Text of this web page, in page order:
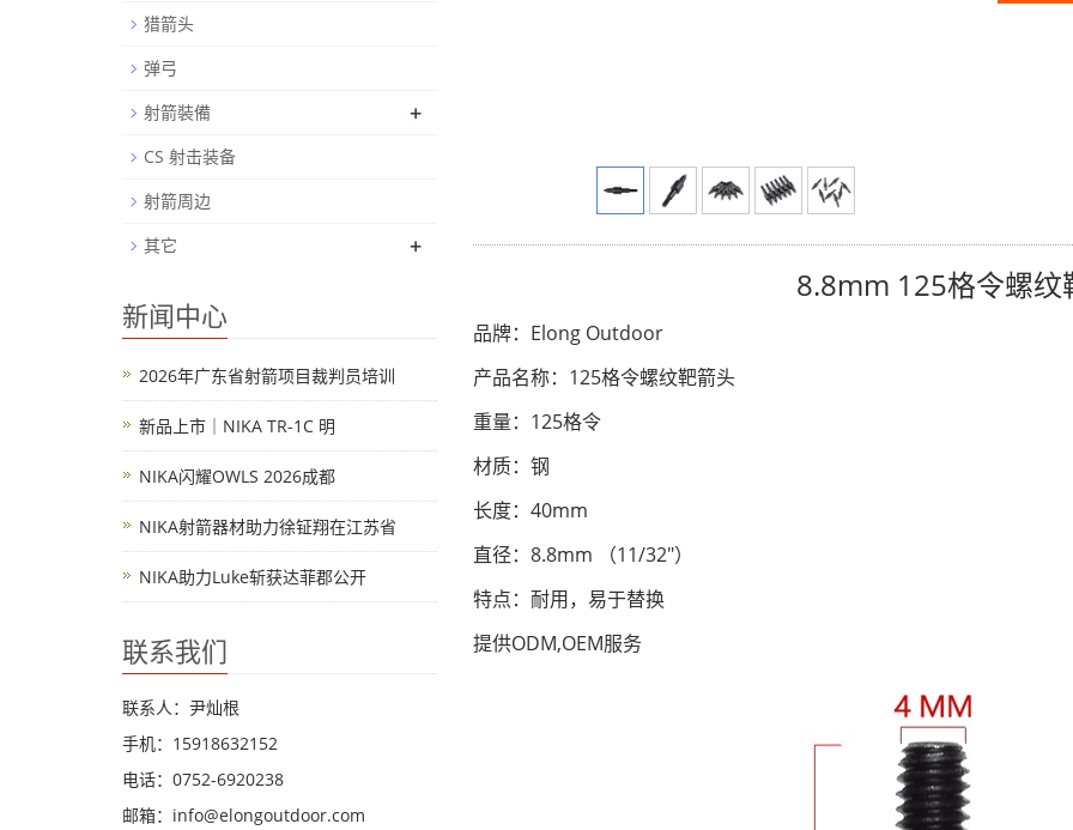
8.8mm 125格令螺
品牌：Elong Outdoor
产品名称： 125格令螺纹靶箭头
重量：125格令
材质：钢
长度：40mm
直径：8.8mm （11/32"）
特点：耐用，易于替换
提供ODM,OEM服务
猎箭头
弹弓
射箭裝備
+
CS 射击装备
射箭周边
其它
+
新闻中心
2026年广东省射箭项目裁判员培训
新品上市｜NIKA TR-1C 明
NIKA闪耀OWLS 2026成都
NIKA射箭器材助力徐钲翔在江苏省
NIKA助力Luke斩获达菲郡公开
联系我们
联系人：尹灿根
手机：15918632152
电话：0752-6920238
邮箱： info@elongoutdoor.com